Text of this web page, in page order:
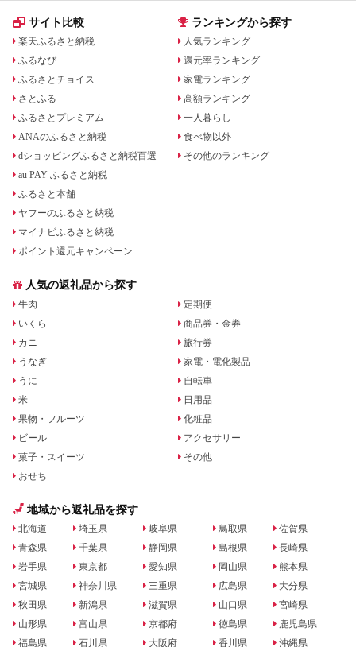
サイト比較
楽天ふるさと納税
ふるなび
ふるさとチョイス
さとふる
ふるさとプレミアム
ANAのふるさと納税
dショッピングふるさと納税百選
au PAY ふるさと納税
ふるさと本舗
ヤフーのふるさと納税
マイナビふるさと納税
ポイント還元キャンペーン
ランキングから探す
人気ランキング
還元率ランキング
家電ランキング
高額ランキング
一人暮らし
食べ物以外
その他のランキング
人気の返礼品から探す
牛肉
いくら
カニ
うなぎ
うに
米
果物・フルーツ
ビール
菓子・スイーツ
おせち
定期便
商品券・金券
旅行券
家電・電化製品
自転車
日用品
化粧品
アクセサリー
その他
地域から返礼品を探す
北海道
青森県
岩手県
宮城県
秋田県
山形県
福島県
埼玉県
千葉県
東京都
神奈川県
新潟県
富山県
石川県
岐阜県
静岡県
愛知県
三重県
滋賀県
京都府
大阪府
鳥取県
島根県
岡山県
広島県
山口県
徳島県
香川県
佐賀県
長崎県
熊本県
大分県
宮崎県
鹿児島県
沖縄県